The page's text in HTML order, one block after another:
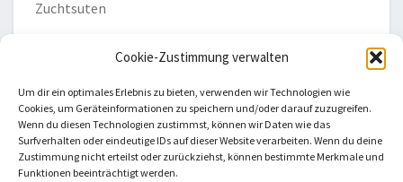
Cookie-Zustimmung verwalten
Um dir ein optimales Erlebnis zu bieten, verwenden wir Technologien wie
Cookies, um Geräteinformationen zu speichern und/oder darauf zuzugreifen.
Wenn du diesen Technologien zustimmst, können wir Daten wie das
Surfverhalten oder eindeutige IDs auf dieser Website verarbeiten. Wenn du deine
Zustimmung nicht erteilst oder zurückziehst, können bestimmte Merkmale und
Funktionen beeinträchtigt werden.
Zuchtsuten
Homepage
Impressum